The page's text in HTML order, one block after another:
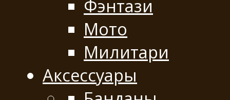
Фэнтази
Мото
Милитари
Аксессуары